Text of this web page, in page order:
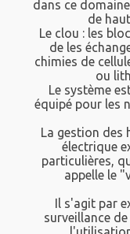
dans ce
de
Le clou : les
de les
chimies de
ou
Le système
équipé pour les
La gestion des
électrique
particulières,
appelle le
Il s'agit par
surveillance